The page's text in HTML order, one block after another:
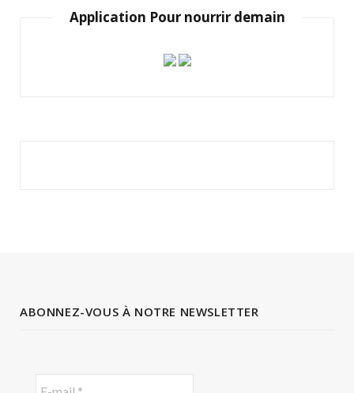
Application Pour nourrir demain
ABONNEZ-VOUS À NOTRE NEWSLETTER